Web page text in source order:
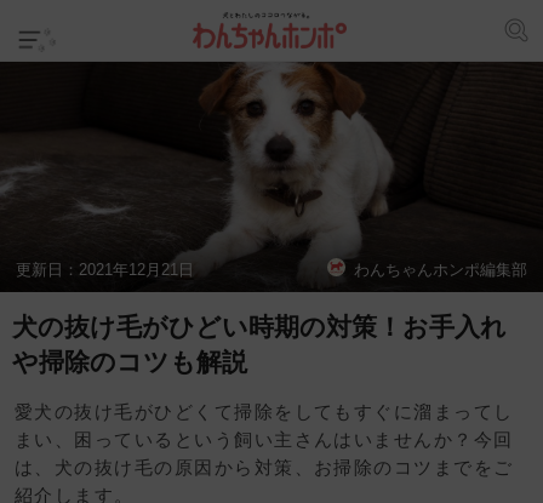
更新日： 2021年12月21日 わんちゃんホンポ編集部
犬の抜け毛がひどい時期の対策！お手入れ
や掃除のコツも解説
愛犬の抜け毛がひどくて掃除をしてもすぐに溜まってし
まい、困っているという飼い主さんはいませんか？今回
は、犬の抜け毛の原因から対策、お掃除のコツまでをご
紹介します。